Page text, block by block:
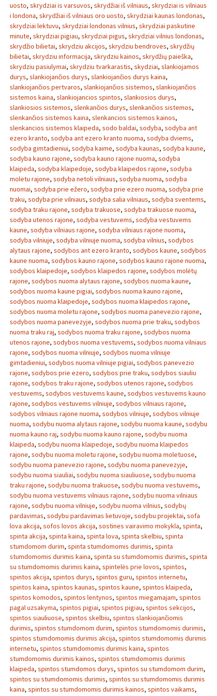
uosto, skrydziai is varsuvos, skrydžiai iš vilniaus, skrydziai is vilniaus
i londona, skrydžiai iš vilniaus oro uosto, skrydziai kaunas londonas,
skrydziai lektuvu, skrydziai londonas vilnius, skrydziai paskutine
minute, skrydziai pigiau, skrydziai pigus, skrydziai vilnius londonas,
skrydžio bilietai, skrydziu akcijos, skrydziu bendroves, skrydžių
bilietai, skrydziu informacija, skrydziu kainos, skrydžių paieška,
skrydziu pasiulymai, skrydziu tvarkarastis, skydziai, slankiojamos
durys, slankiojančios durys, slankiojančios durys kaina,
slankiojančios pertvaros, slankiojančios sistemos, slankiojančios
sistemos kaina, slankiojancios spintos, slankiosios durys,
slankiosios sistemos, slenkančios durys, slenkančios sistemos,
slenkančios sistemos kaina, slenkancios sistemos kainos,
slenkancios sistemos klaipeda, sodo baldai, sodyba, sodyba ant
ezero kranto, sodyba ant ezero kranto nuoma, sodyba dviems,
sodyba gimtadieniui, sodyba kaime, sodyba kaunas, sodyba kaune,
sodyba kauno rajone, sodyba kauno rajone nuoma, sodyba
klaipeda, sodyba klaipedoje, sodyba klaipedos rajone, sodyba
moletu rajone, sodyba netoli vilniaus, sodyba nuoma, sodyba
nuomai, sodyba prie ežero, sodyba prie ezero nuoma, sodyba prie
traku, sodyba prie vilniaus, sodyba salia vilniaus, sodyba sventems,
sodyba traku rajone, sodyba trakuose, sodyba trakuose nuoma,
sodyba utenos rajone, sodyba vestuvems, sodyba vestuvems
kaune, sodyba vilniaus rajone, sodyba vilniaus rajone nuoma,
sodyba vilniuje, sodyba vilniuje nuoma, sodyba vilnius, sodybos
alytaus rajone, sodybos ant ezero kranto, sodybos kaune, sodybos
kaune nuoma, sodybos kauno rajone, sodybos kauno rajone nuoma,
sodybos klaipedoje, sodybos klaipedos rajone, sodybos molėtų
rajone, sodybos nuoma alytaus rajone, sodybos nuoma kaune,
sodybos nuoma kaune pigiai, sodybos nuoma kauno rajone,
sodybos nuoma klaipedoje, sodybos nuoma klaipedos rajone,
sodybos nuoma moletu rajone, sodybos nuoma panevezio rajone,
sodybos nuoma panevezyje, sodybos nuoma prie traku, sodybos
nuoma traku raj, sodybos nuoma traku rajone, sodybos nuoma
utenos rajone, sodybos nuoma vestuvems, sodybos nuoma vilniaus
rajone, sodybos nuoma vilniuje, sodybos nuoma vilniuje
gimtadieniui, sodybos nuoma vilniuje pigiai, sodybos panevezio
rajone, sodybos prie ezero, sodybos prie traku, sodybos siauliu
rajone, sodybos traku rajone, sodybos utenos rajone, sodybos
vestuvems, sodybos vestuvems kaune, sodybos vestuvems kauno
rajone, sodybos vestuvems vilniuje, sodybos vilniaus rajone,
sodybos vilniaus rajone nuoma, sodybos vilniuje, sodybos vilniuje
nuoma, sodybu nuoma alytaus rajone, sodybu nuoma kaune, sodybu
nuoma kauno raj, sodybu nuoma kauno rajone, sodybu nuoma
klaipeda, sodybu nuoma klaipedoje, sodybu nuoma klaipedos
rajone, sodybu nuoma moletu rajone, sodybu nuoma moletuose,
sodybu nuoma panevezio rajone, sodybu nuoma panevezyje,
sodybu nuoma siauliai, sodybu nuoma siauliuose, sodybu nuoma
traku rajone, sodybu nuoma trakuose, sodybu nuoma vestuvems,
sodybu nuoma vestuvems vilniaus rajone, sodybu nuoma vilniaus
rajone, sodybu nuoma vilniuje, sodybu nuoma vilnius, sodybų
pardavimas, sodybu pardavimas lietuvoje, sodybu projektai, sofa
lova akcija, sofos lovos akcija, sostines vairavimo mokykla, spinta,
spinta akcija, spinta kaina, spinta lova, spinta skelbiu, spinta
stumdomom durim, spinta stumdomomis durimis, spinta
stumdomomis durimis kaina, spinta su stumdomomis durimis, spinta
su stumdomomis durimis kaina, spintelės prie lovos, spintos,
spintos akcija, spintos durys, spintos guru, spintos internetu,
spintos kaina, spintos kaunas, spintos kaune, spintos klaipeda,
spintos komodos, spintos lentynos, spintos miegamajam, spintos
pagal uzsakyma, spintos pigiai, spintos pigiau, spintos sekcijos,
spintos siauliuose, spintos skelbiu, spintos slankiojančiomis
durimis, spintos stumdomom durim, spintos stumdomomis durimis,
spintos stumdomomis durimis akcija, spintos stumdomomis durimis
internetu, spintos stumdomomis durimis kaina, spintos
stumdomomis durimis kainos, spintos stumdomomis durimis
klaipeda, spintos stumdomos durys, spintos su stumdomom durim,
spintos su stumdomomis durimis, spintos su stumdomomis durimis
kaina, spintos su stumdomomis durimis kainos, spintos vaikams,